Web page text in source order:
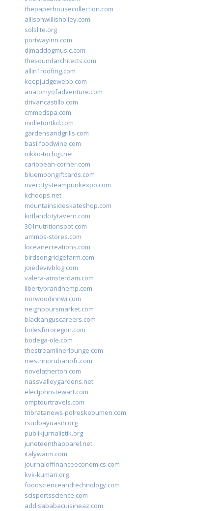
thepaperhousecollection.com
allisonwillisholley.com
solslite.org
portwayinn.com
djmaddogmusic.com
thesoundarchitects.com
allin1roofing.com
keepjudgewebb.com
anatomyofadventure.com
drivancastillo.com
cmmedspa.com
midletontkd.com
gardensandgrills.com
basilfoodwine.com
nikko-tochigi.net
caribbean-corner.com
bluemoongiftcards.com
rivercitysteampunkexpo.com
kchoops.net
mountainsideskateshop.com
kirtlandcitytavern.com
301nutritionspot.com
ammos-stores.com
loceanecreations.com
birdsongridgefarm.com
joiedevivblog.com
valera-amsterdam.com
libertybrandhemp.com
norwoodinnwi.com
neighboursmarket.com
blackanguscareers.com
bolesfororegon.com
bodega-ole.com
thestreamlinerlounge.com
mestrinorubanofc.com
novelatherton.com
nassvalleygardens.net
electjohnstewart.com
omptourtravels.com
tribratanews-polreskebumen.com
rsudbayuasih.org
publikjurnalistik.org
juneteenthapparel.net
italywarm.com
journaloffinanceeconomics.com
kvk-kumari.org
foodscienceandtechnology.com
scisportsscience.com
addisababacuisineaz.com